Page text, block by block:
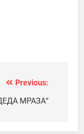
Previous:
МРАЗА“